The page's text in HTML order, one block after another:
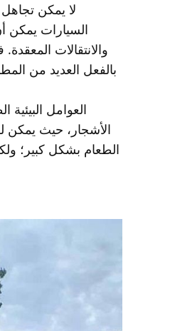
لا يمكن
السيارات يمكن
والانتقالات
بالفعل العديد من
العوامل
الأشجار، حيث يمكن
الطعام بشكل كبير؛